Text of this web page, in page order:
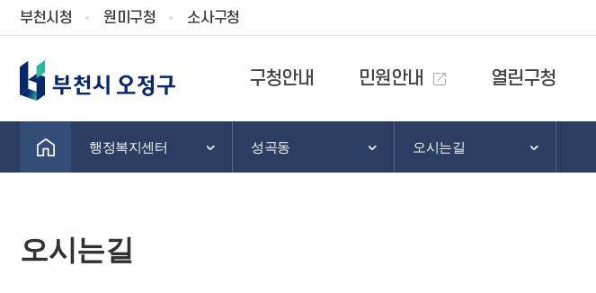
부천시청 원미구청 소사구청
구청안내 민원안내 열린구청
행정복지센터 성곡동 오시는길
오시는길